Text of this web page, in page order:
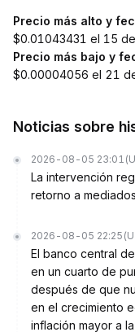
Precio más alto y
$0.01043431 el 15
Precio más bajo y
$0.00004056 el 21
Noticias sobre
2026-08-05 23:01
La intervención
retorno a
2026-08-05 22:25
El banco central
en un cuarto de
después de que
en el crecimiento
inflación mayor a